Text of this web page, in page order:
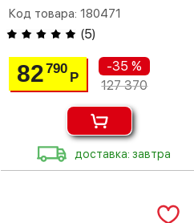
Код товара: 180471
(5)
82790
Р
-35 %
127 370
доставка: завтра